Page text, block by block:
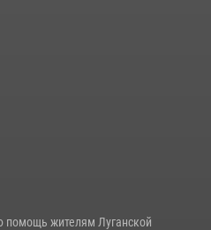
рецидивиста за попытку
помощь жителям Луганской